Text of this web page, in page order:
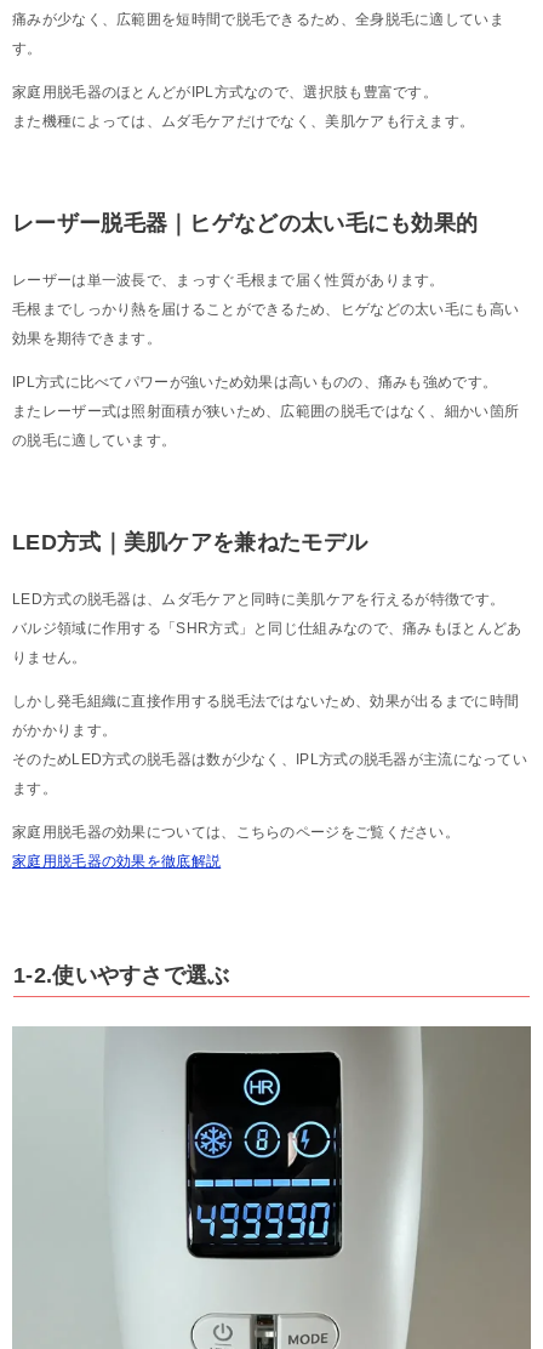
痛みが少なく、広範囲を短時間で脱毛できるため、全身脱毛に適していま
す。
家庭用脱毛器のほとんどがIPL方式なので、選択肢も豊富です。
また機種によっては、ムダ毛ケアだけでなく、美肌ケアも行えます。
レーザー脱毛器｜ヒゲなどの太い毛にも効果的
レーザーは単一波長で、まっすぐ毛根まで届く性質があります。
毛根までしっかり熱を届けることができるため、ヒゲなどの太い毛にも高い
効果を期待できます。
IPL方式に比べてパワーが強いため効果は高いものの、痛みも強めです。
またレーザー式は照射面積が狭いため、広範囲の脱毛ではなく、細かい箇所
の脱毛に適しています。
LED方式｜美肌ケアを兼ねたモデル
LED方式の脱毛器は、ムダ毛ケアと同時に美肌ケアを行えるが特徴です。
バルジ領域に作用する「SHR方式」と同じ仕組みなので、痛みもほとんどあ
りません。
しかし発毛組織に直接作用する脱毛法ではないため、効果が出るまでに時間
がかかります。
そのためLED方式の脱毛器は数が少なく、IPL方式の脱毛器が主流になってい
ます。
家庭用脱毛器の効果については、こちらのページをご覧ください。
家庭用脱毛器の効果を徹底解説
1-2.使いやすさで選ぶ